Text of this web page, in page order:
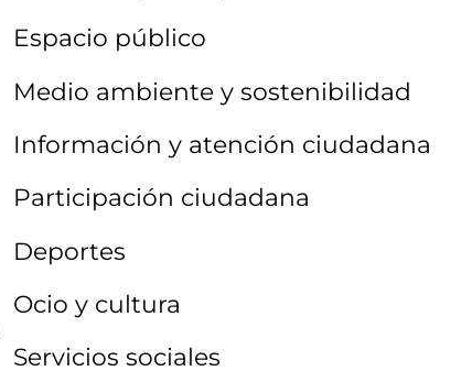
Espacio público
Medio ambiente y sostenibilidad
Información y atención ciudadana
Participación ciudadana
Deportes
Ocio y cultura
Servicios sociales